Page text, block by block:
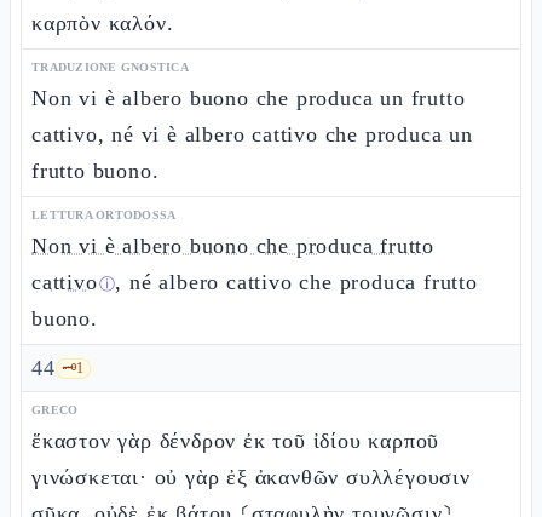
καρπὸν καλόν.
TRADUZIONE GNOSTICA
Non vi è albero buono che produca un frutto
cattivo, né vi è albero cattivo che produca un
frutto buono.
LETTURA ORTODOSSA
Non vi è albero buono che produca frutto
cattivoⓘ, né albero cattivo che produca frutto
buono.
44 🗝️1
GRECO
ἕκαστον γὰρ δένδρον ἐκ τοῦ ἰδίου καρποῦ
γινώσκεται· οὐ γὰρ ἐξ ἀκανθῶν συλλέγουσιν